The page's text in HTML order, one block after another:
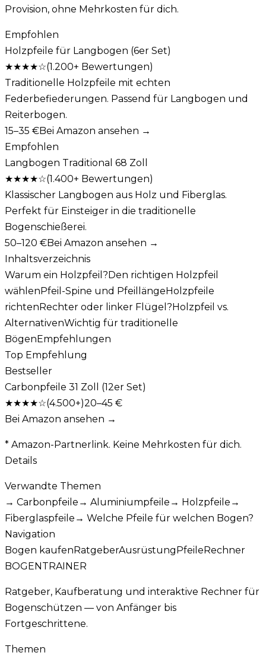
Provision, ohne Mehrkosten für dich.
Empfohlen
Holzpfeile für Langbogen (6er Set)
★★★★☆(1.200+ Bewertungen)
Traditionelle Holzpfeile mit echten
Federbefiederungen. Passend für Langbogen und
Reiterbogen.
15–35 €Bei Amazon ansehen →
Empfohlen
Langbogen Traditional 68 Zoll
★★★★☆(1.400+ Bewertungen)
Klassischer Langbogen aus Holz und Fiberglas.
Perfekt für Einsteiger in die traditionelle
Bogenschießerei.
50–120 €Bei Amazon ansehen →
Inhaltsverzeichnis
Warum ein Holzpfeil? Den richtigen Holzpfeil
wählen Pfeil-Spine und Pfeillänge Holzpfeile
richten Rechter oder linker Flügel? Holzpfeil vs.
AlternativenWichtig für traditionelle
Bögen Empfehlungen
Top Empfehlung
Bestseller
Carbonpfeile 31 Zoll (12er Set)
★★★★☆(4.500+)20–45 €
Bei Amazon ansehen →
* Amazon-Partnerlink. Keine Mehrkosten für dich.
Details
Verwandte Themen
→ Carbonpfeile → Aluminiumpfeile → Holzpfeile →
Fiberglaspfeile → Welche Pfeile für welchen Bogen?
Navigation
Bogen kaufen RatgeberAusrüstung Pfeile Rechner
BOGENTRAINER
Ratgeber, Kaufberatung und interaktive Rechner für
Bogenschützen — von Anfänger bis
Fortgeschrittene.
Themen